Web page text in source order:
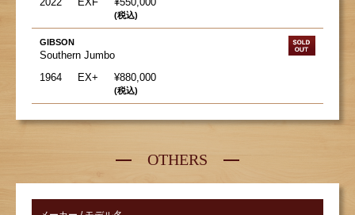
(税込)
GIBSON
Southern Jumbo
1964
EX+ ¥880,000
(税込)
OTHERS